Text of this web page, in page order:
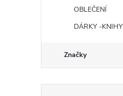
OBLEČENÍ
DÁRKY -KNIHY
Značky